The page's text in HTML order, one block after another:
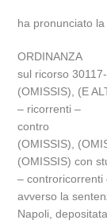
ha pronunciato
ORDINANZA
sul ricorso
(OMISSIS), (E
– ricorrenti –
contro
(OMISSIS),
(OMISSIS) con
– controricorrenti
avverso la
Napoli,